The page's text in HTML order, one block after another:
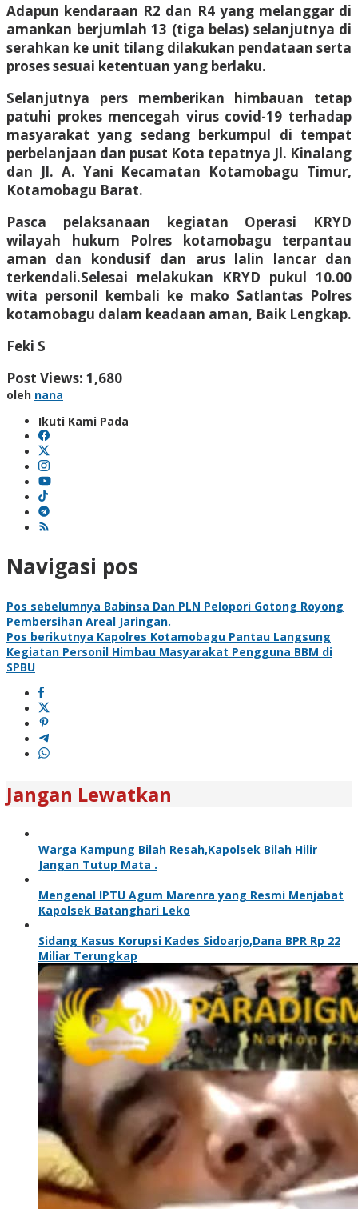
Adapun kendaraan R2 dan R4 yang melanggar di
amankan berjumlah 13 (tiga belas) selanjutnya di
serahkan ke unit tilang dilakukan pendataan serta
proses sesuai ketentuan yang berlaku.
Selanjutnya pers memberikan himbauan tetap
patuhi prokes mencegah virus covid-19 terhadap
masyarakat yang sedang berkumpul di tempat
perbelanjaan dan pusat Kota tepatnya Jl. Kinalang
dan Jl. A. Yani Kecamatan Kotamobagu Timur,
Kotamobagu Barat.
Pasca pelaksanaan kegiatan Operasi KRYD
wilayah hukum Polres kotamobagu terpantau
aman dan kondusif dan arus lalin lancar dan
terkendali.Selesai melakukan KRYD pukul 10.00
wita personil kembali ke mako Satlantas Polres
kotamobagu dalam keadaan aman, Baik Lengkap.
Feki S
Post Views: 1,680
oleh nana
Ikuti Kami Pada
Navigasi pos
Pos sebelumnya Babinsa Dan PLN Pelopori Gotong Royong
Pembersihan Areal Jaringan.
Pos berikutnya Kapolres Kotamobagu Pantau Langsung
Kegiatan Personil Himbau Masyarakat Pengguna BBM di
SPBU
Jangan Lewatkan
Warga Kampung Bilah Resah,Kapolsek Bilah Hilir
Jangan Tutup Mata .
Mengenal IPTU Agum Marenra yang Resmi Menjabat
Kapolsek Batanghari Leko
Sidang Kasus Korupsi Kades Sidoarjo,Dana BPR Rp 22
Miliar Terungkap